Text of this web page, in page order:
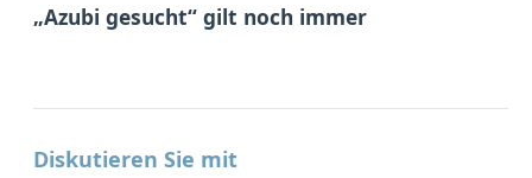
„Azubi gesucht“ gilt noch immer
Diskutieren Sie mit